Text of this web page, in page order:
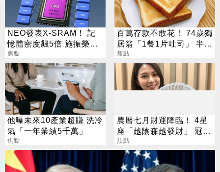
NEO發表X-SRAM！ 記
憶體密度飆5倍 施振榮：
半導體迎新革命
焦點
百萬存款不敢花！ 74歲獨
居翁「1餐1片吐司」 半年
暴瘦嚇壞女兒
焦點
他曝未來10產業超賺 洗冷
氣「一年業績5千萬」
焦點
農曆七月財運降臨！ 4星
座「越陰森越發財」 冠軍
賺到翻
焦點